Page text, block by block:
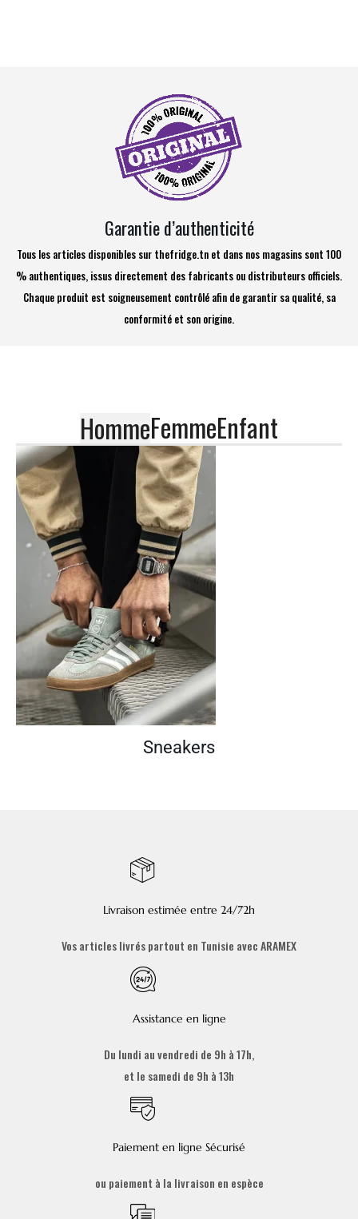
Garantie d’authenticité
Tous les articles disponibles sur thefridge.tn et dans nos magasins sont 100
% authentiques, issus directement des fabricants ou distributeurs officiels.
Chaque produit est soigneusement contrôlé afin de garantir sa qualité, sa
conformité et son origine.
HommeFemmeEnfant
Sneakers
Livraison estimée entre 24/72h
Vos articles livrés partout en Tunisie avec ARAMEX
Assistance en ligne
Du lundi au vendredi de 9h à 17h,
et le samedi de 9h à 13h
Paiement en ligne Sécurisé
ou paiement à la livraison en espèce